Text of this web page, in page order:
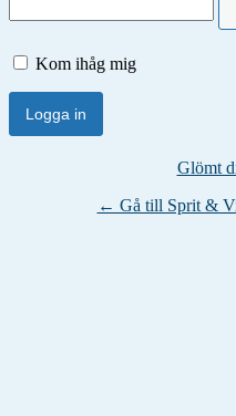
Kom ihåg mig
Glömt
← Gå till Sprit &